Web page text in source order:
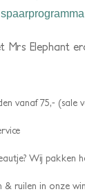
Mrs Elephant
vanaf 75,- (sale
Wij pakken
& ruilen in onze